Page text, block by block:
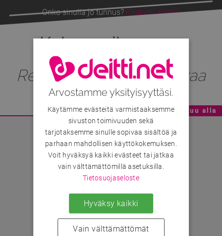
Onko sinulla jo tunnus? Kirjaudu sisään
Kukonpoikaa, 47v
Rentoa ja mukavaa seuraa
Mainoskatko - Sisältö jatkuu alla
Arvostamme yksityisyyttäsi.
Käytämme evästeitä varmistaaksemme
sivuston toimivuuden sekä
tarjotaksemme sinulle sopivaa sisältöä ja
parhaan mahdollisen käyttökokemuksen.
Voit hyväksyä kaikki evästeet tai jatkaa
vain välttämättömillä asetuksilla.
Tietosuojaseloste
Hyväksy kaikki
Vain välttämättömät